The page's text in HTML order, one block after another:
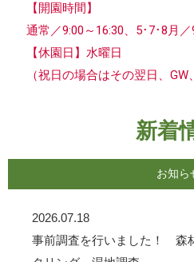
【開園時間】
通常／9:00～16:30、5･7･8月／
【休園日】水曜日
（祝日の場合はその翌日、
新着
お知ら
2026.07.18
事前調査を行いました！ 森